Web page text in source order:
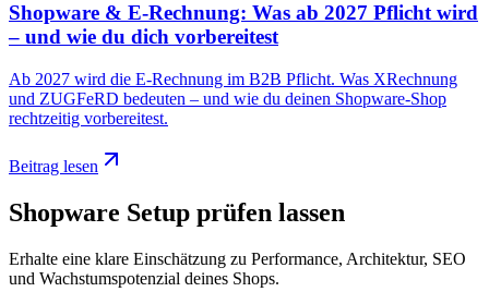
Shopware & E-Rechnung: Was ab 2027 Pflicht wird
– und wie du dich vorbereitest
Ab 2027 wird die E-Rechnung im B2B Pflicht. Was XRechnung
und ZUGFeRD bedeuten – und wie du deinen Shopware-Shop
rechtzeitig vorbereitest.
Beitrag lesen
Shopware Setup prüfen lassen
Erhalte eine klare Einschätzung zu Performance, Architektur, SEO
und Wachstumspotenzial deines Shops.